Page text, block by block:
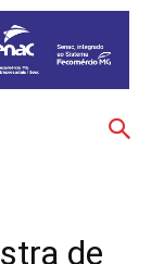
de